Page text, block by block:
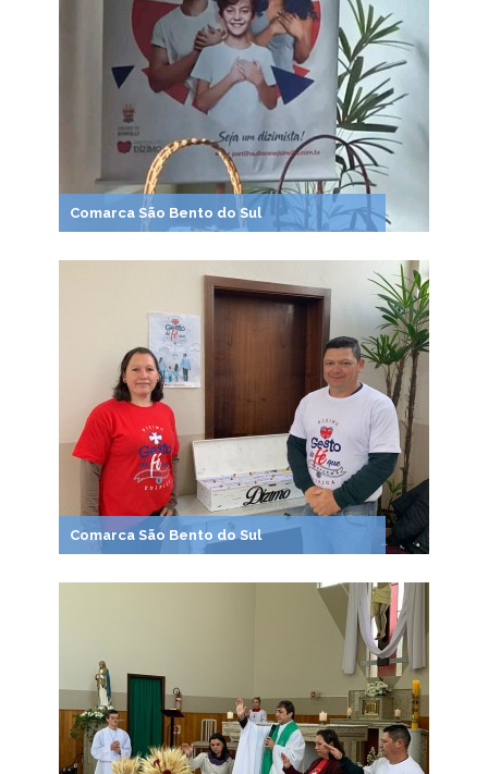
Comarca São Bento do Sul
Comarca São Bento do Sul